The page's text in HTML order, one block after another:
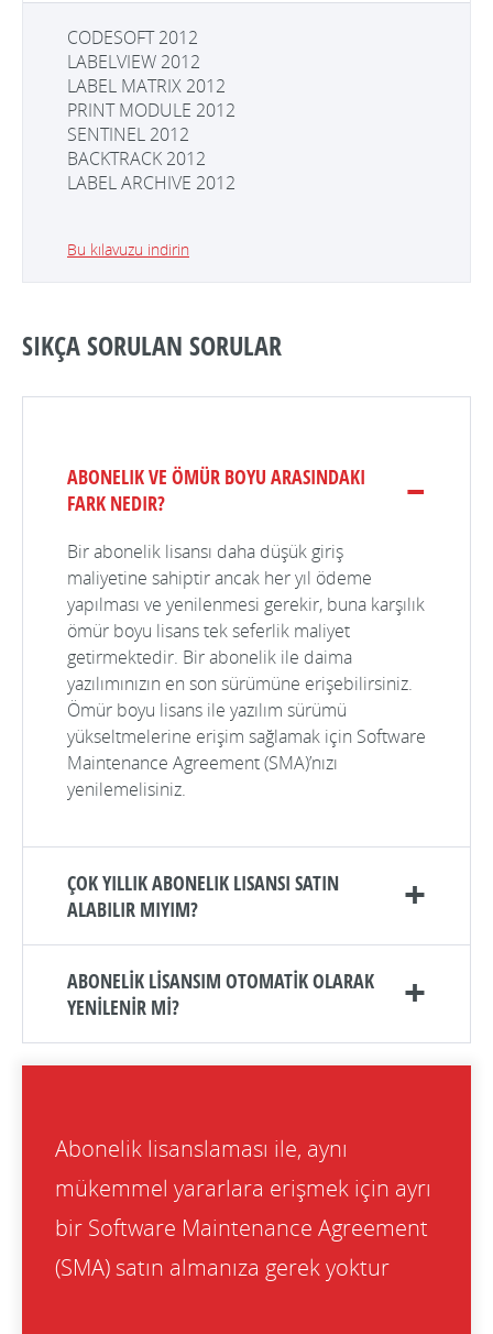
CODESOFT 2012
LABELVIEW 2012
LABEL MATRIX 2012
PRINT MODULE 2012
SENTINEL 2012
BACKTRACK 2012
LABEL ARCHIVE 2012
Bu kılavuzu indirin
SIKÇA SORULAN SORULAR
ABONELIK VE ÖMÜR BOYU ARASINDAKI
FARK NEDIR?
Bir abonelik lisansı daha düşük giriş
maliyetine sahiptir ancak her yıl ödeme
yapılması ve yenilenmesi gerekir, buna karşılık
ömür boyu lisans tek seferlik maliyet
getirmektedir. Bir abonelik ile daima
yazılımınızın en son sürümüne erişebilirsiniz.
Ömür boyu lisans ile yazılım sürümü
yükseltmelerine erişim sağlamak için Software
Maintenance Agreement (SMA)’nızı
yenilemelisiniz.
ÇOK YILLIK ABONELIK LISANSI SATIN
ALABILIR MIYIM?
ABONELİK LİSANSIM OTOMATİK OLARAK
YENİLENİR Mİ?
Abonelik lisanslaması ile, aynı
mükemmel yararlara erişmek için ayrı
bir Software Maintenance Agreement
(SMA) satın almanıza gerek yoktur